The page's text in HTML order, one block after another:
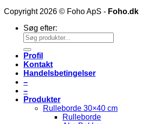
Copyright 2026 © Foho ApS - Foho.dk
Søg efter:
Profil
Kontakt
Handelsbetingelser
–
–
Produkter
Rulleborde 30×40 cm
Rulleborde